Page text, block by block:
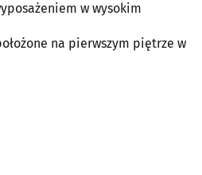
w wysokim
na pierwszym piętrze w